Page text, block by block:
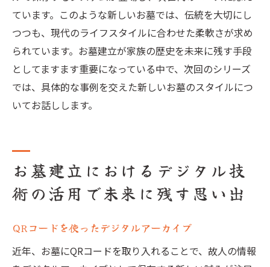
ています。このような新しいお墓では、伝統を大切にし
つつも、現代のライフスタイルに合わせた柔軟さが求め
られています。お墓建立が家族の歴史を未来に残す手段
としてますます重要になっている中で、次回のシリーズ
では、具体的な事例を交えた新しいお墓のスタイルにつ
いてお話しします。
お墓建立におけるデジタル技
術の活用で未来に残す思い出
QRコードを使ったデジタルアーカイブ
近年、お墓にQRコードを取り入れることで、故人の情報